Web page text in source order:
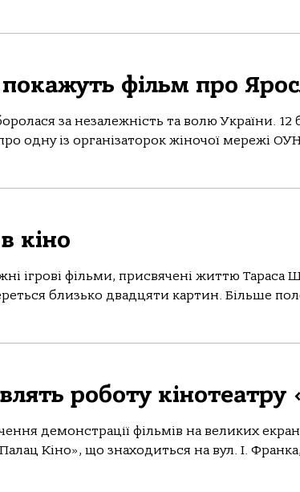
фільм про
за незалежність та волю України. 12
одну із організаторок жіночої мережі
кіно
ігрові фільми, присвячені життю Тараса
близько двадцяти картин. Більше
роботу кінотеатру
демонстрації фільмів на великих
Кіно», що знаходиться на вул. І.